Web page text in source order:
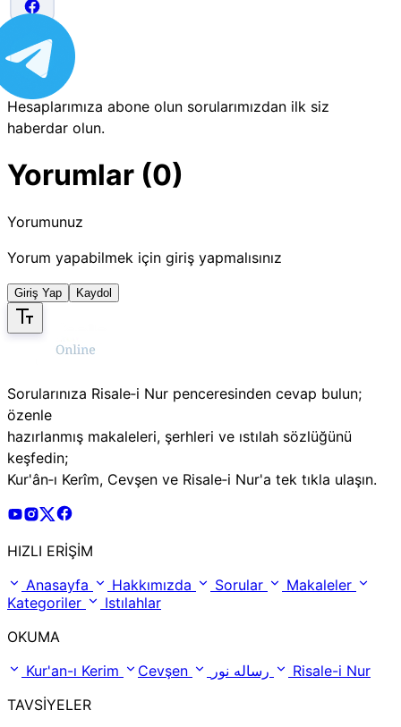
Hesaplarımıza abone olun sorularımızdan ilk siz
haberdar olun.
Yorumlar (0)
Yorumunuz
Yorum yapabilmek için giriş yapmalısınız
Giriş Yap Kaydol
Sorularınıza Risale‑i Nur penceresinden cevap bulun;
özenle
hazırlanmış makaleleri, şerhleri ve ıstılah sözlüğünü
keşfedin;
Kur'ân‑ı Kerîm, Cevşen ve Risale‑i Nur'a tek tıkla ulaşın.
Risale Online Youtube Hesabı
Risale Online Instagram Hesabı
Risale Online X Hesabı
HIZLI ERİŞİM
Anasayfa
Hakkımızda Sorular
Makaleler
Kategoriler
Istılahlar
OKUMA
Kur'an-ı Kerim
Cevşen
Risale-i Nur
TAVSİYELER